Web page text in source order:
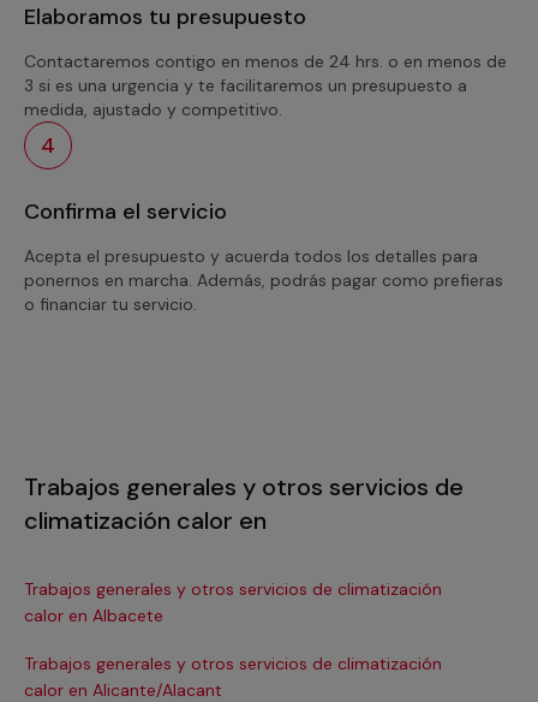
Elaboramos tu presupuesto
Contactaremos contigo en menos de 24 hrs. o en menos de
3 si es una urgencia y te facilitaremos un presupuesto a
medida, ajustado y competitivo.
4
Confirma el servicio
Acepta el presupuesto y acuerda todos los detalles para
ponernos en marcha. Además, podrás pagar como prefieras
o financiar tu servicio.
Trabajos generales y otros servicios de
climatización calor en
Trabajos generales y otros servicios de climatización
calor en Albacete
Trabajos generales y otros servicios de climatización
calor en Alicante/Alacant